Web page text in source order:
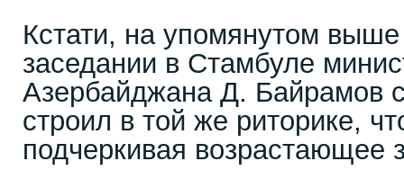
Кстати, на упомянутом
заседании в Стамбуле
Азербайджана Д. Байрамов
строил в той же риторике,
подчеркивая возрастающее